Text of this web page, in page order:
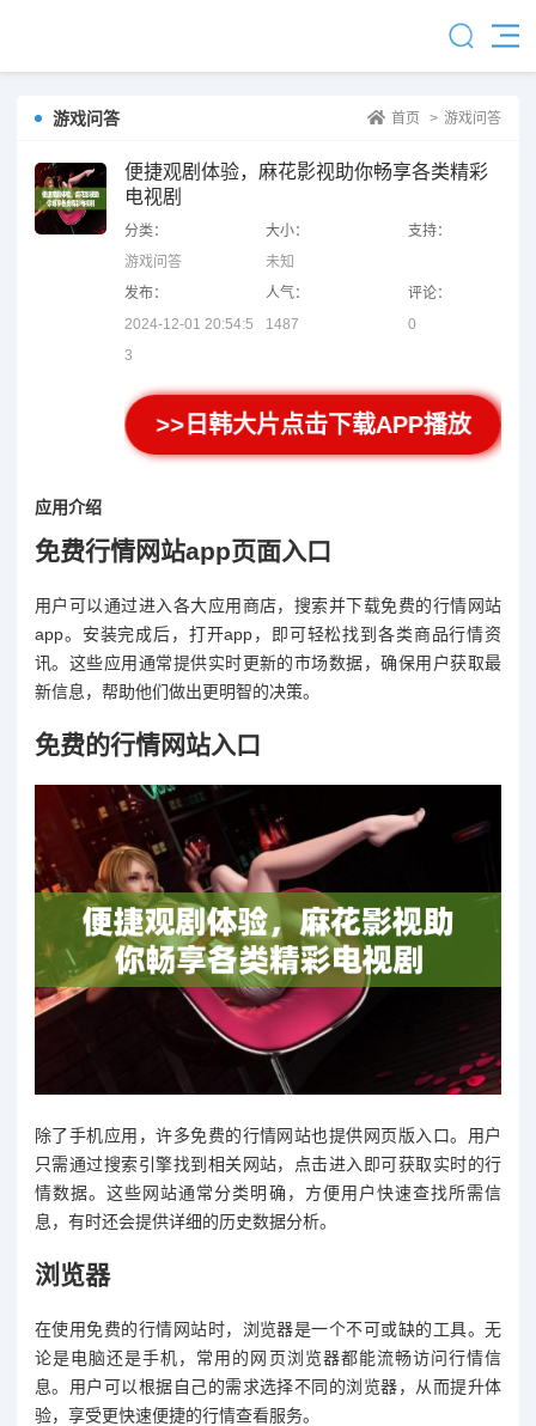
游戏问答 首页 > 游戏问答
便捷观剧体验，麻花影视助你畅享各类精彩
电视剧
分类：
游戏问答
大小：
未知
支持：
发布：
2024-12-01 20:54:5
3
人气：
1487
评论：
0
>>日韩大片点击下载APP播放
应用介绍
免费行情网站app页面入口
用户可以通过进入各大应用商店，搜索并下载免费的行情网站
app。安装完成后，打开app，即可轻松找到各类商品行情资
讯。这些应用通常提供实时更新的市场数据，确保用户获取最
新信息，帮助他们做出更明智的决策。
免费的行情网站入口
除了手机应用，许多免费的行情网站也提供网页版入口。用户
只需通过搜索引擎找到相关网站，点击进入即可获取实时的行
情数据。这些网站通常分类明确，方便用户快速查找所需信
息，有时还会提供详细的历史数据分析。
浏览器
在使用免费的行情网站时，浏览器是一个不可或缺的工具。无
论是电脑还是手机，常用的网页浏览器都能流畅访问行情信
息。用户可以根据自己的需求选择不同的浏览器，从而提升体
验，享受更快速便捷的行情查看服务。